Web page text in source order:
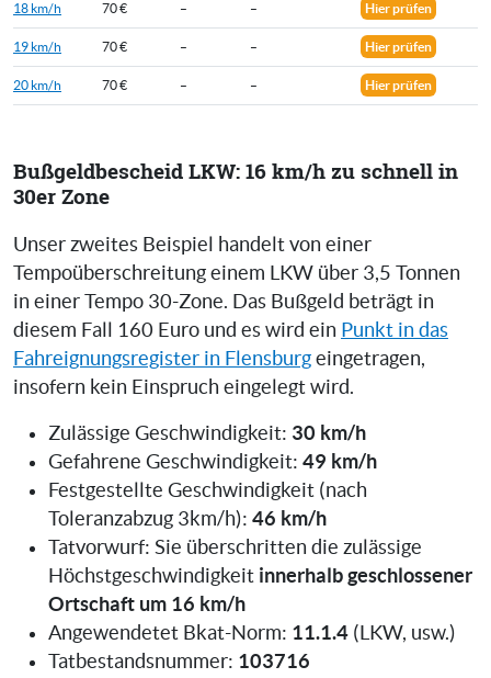
18 km/h 70 € – – Hier prüfen
19 km/h 70 € – – Hier prüfen
20 km/h 70 € – – Hier prüfen
Bußgeldbescheid LKW: 16 km/h zu schnell in
30er Zone
Unser zweites Beispiel handelt von einer
Tempoüberschreitung einem LKW über 3,5 Tonnen
in einer Tempo 30-Zone. Das Bußgeld beträgt in
diesem Fall 160 Euro und es wird ein Punkt in das
Fahreignungsregister in Flensburg eingetragen,
insofern kein Einspruch eingelegt wird.
Zulässige Geschwindigkeit: 30 km/h
Gefahrene Geschwindigkeit: 49 km/h
Festgestellte Geschwindigkeit (nach
Toleranzabzug 3km/h): 46 km/h
Tatvorwurf: Sie überschritten die zulässige
Höchstgeschwindigkeit innerhalb geschlossener
Ortschaft um 16 km/h
Angewendetet Bkat-Norm: 11.1.4 (LKW, usw.)
Tatbestandsnummer: 103716